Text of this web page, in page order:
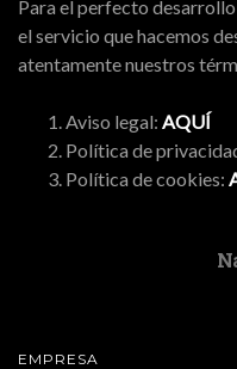
Para el perfecto
el servicio que hacemos
atentamente nuestros
Aviso legal: AQUÍ
Política de
Política de cookies:
EMPRESA